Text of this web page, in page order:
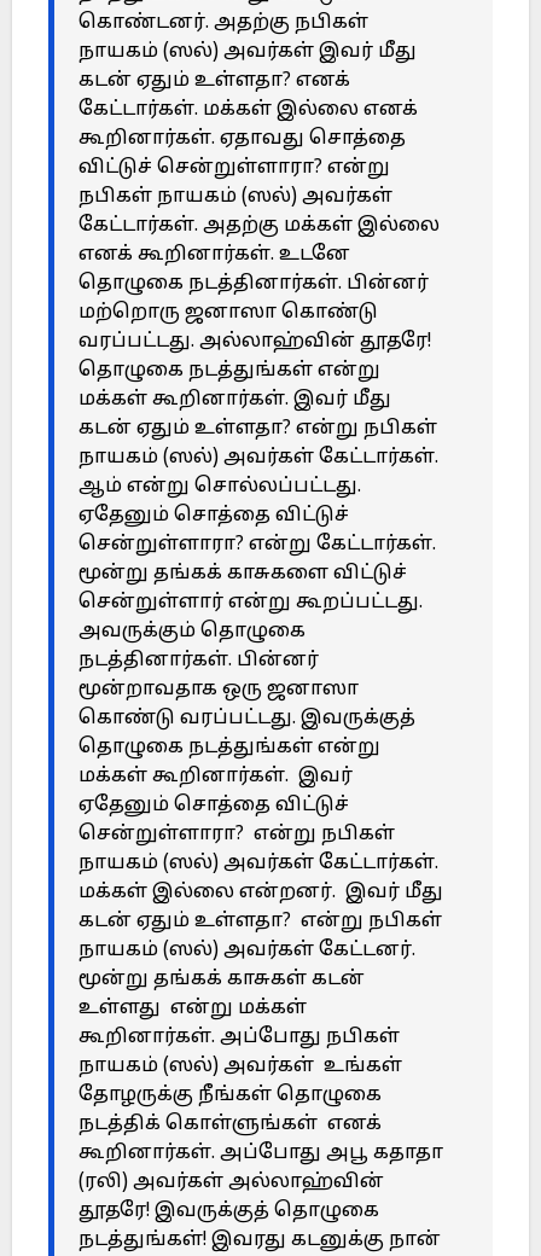
கொண்டனர். அதற்கு நபிகள்
நாயகம் (ஸல்) அவர்கள் இவர் மீது
கடன் ஏதும் உள்ளதா? எனக்
கேட்டார்கள். மக்கள் இல்லை எனக்
கூறினார்கள். ஏதாவது சொத்தை
விட்டுச் சென்றுள்ளாரா? என்று
நபிகள் நாயகம் (ஸல்) அவர்கள்
கேட்டார்கள். அதற்கு மக்கள் இல்லை
எனக் கூறினார்கள். உடனே
தொழுகை நடத்தினார்கள். பின்னர்
மற்றொரு ஜனாஸா கொண்டு
வரப்பட்டது. அல்லாஹ்வின் தூதரே!
தொழுகை நடத்துங்கள் என்று
மக்கள் கூறினார்கள். இவர் மீது
கடன் ஏதும் உள்ளதா? என்று நபிகள்
நாயகம் (ஸல்) அவர்கள் கேட்டார்கள்.
ஆம் என்று சொல்லப்பட்டது.
ஏதேனும் சொத்தை விட்டுச்
சென்றுள்ளாரா? என்று கேட்டார்கள்.
மூன்று தங்கக் காசுகளை விட்டுச்
சென்றுள்ளார் என்று கூறப்பட்டது.
அவருக்கும் தொழுகை
நடத்தினார்கள். பின்னர்
மூன்றாவதாக ஒரு ஜனாஸா
கொண்டு வரப்பட்டது. இவருக்குத்
தொழுகை நடத்துங்கள் என்று
மக்கள் கூறினார்கள். இவர்
ஏதேனும் சொத்தை விட்டுச்
சென்றுள்ளாரா? என்று நபிகள்
நாயகம் (ஸல்) அவர்கள் கேட்டார்கள்.
மக்கள் இல்லை என்றனர். இவர் மீது
கடன் ஏதும் உள்ளதா? என்று நபிகள்
நாயகம் (ஸல்) அவர்கள் கேட்டனர்.
மூன்று தங்கக் காசுகள் கடன்
உள்ளது என்று மக்கள்
கூறினார்கள். அப்போது நபிகள்
நாயகம் (ஸல்) அவர்கள் உங்கள்
தோழருக்கு நீங்கள் தொழுகை
நடத்திக் கொள்ளுங்கள் எனக்
கூறினார்கள். அப்போது அபூ கதாதா
(ரலி) அவர்கள் அல்லாஹ்வின்
தூதரே! இவருக்குத் தொழுகை
நடத்துங்கள்! இவரது கடனுக்கு நான்